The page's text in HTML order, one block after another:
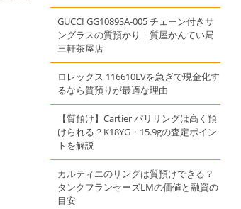
GUCCI GG1089SA-005 チェーン付きサ
ングラスの質預かり｜質屋かんてい局
三軒茶屋店
ロレックス 116610LVを急ぎで現金化す
るなら質預りが最適な理由
【質預け】Cartier パリリングは高く預
けられる？K18YG・15.9gの査定ポイン
トを解説
カルティエのリングは質預けできる？
タンクフランセーズLMの価値と融資の
目安